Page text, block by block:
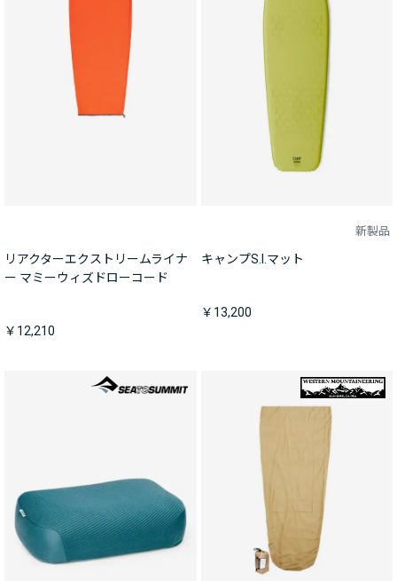
リアクターエクストリームライナ
ー マミーウィズドローコード
￥12,210
新製品
キャンプS.I.マット
￥13,200